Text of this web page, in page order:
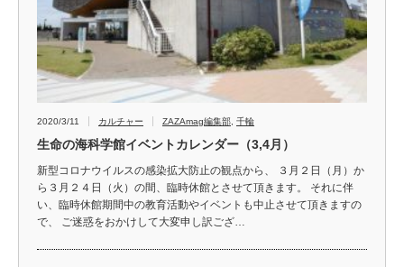
2020/3/11 カルチャー ZAZAmag編集部 千輪
生命の海科学館イベントカレンダー（3,4月）
新型コロナウイルスの感染拡大防止の観点から、 ３月２日（月）か
ら３月２４日（火）の間、臨時休館とさせて頂きます。 それに伴
い、臨時休館期間中の教育活動やイベントも中止させて頂きますの
で、 ご迷惑をおかけして大変申し訳ござ…